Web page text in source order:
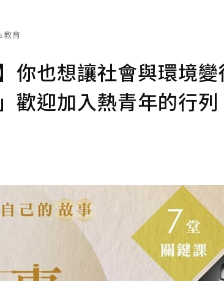
教育
你也想讓社會與環境
歡迎加入熱青年的行列